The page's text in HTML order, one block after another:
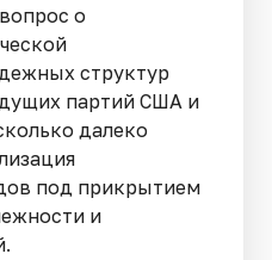
о
структур
партий США и
далеко
под прикрытием
и